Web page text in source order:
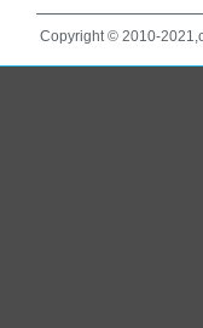
Copyright © 2010-